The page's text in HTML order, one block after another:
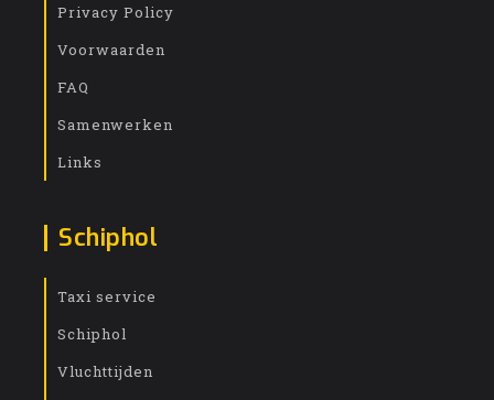
Privacy Policy
Voorwaarden
FAQ
Samenwerken
Links
Schiphol
Taxi service
Schiphol
Vluchttijden